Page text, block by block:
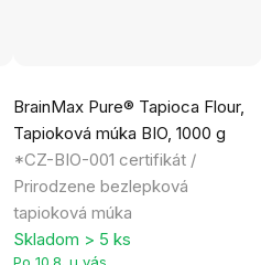
BrainMax Pure® Tapioca Flour,
Tapioková múka BIO, 1000 g
*CZ-BIO-001 certifikát /
Prirodzene bezlepková
tapioková múka
hodnotenie
produktu
je
5,0
z
5
Skladom > 5 ks